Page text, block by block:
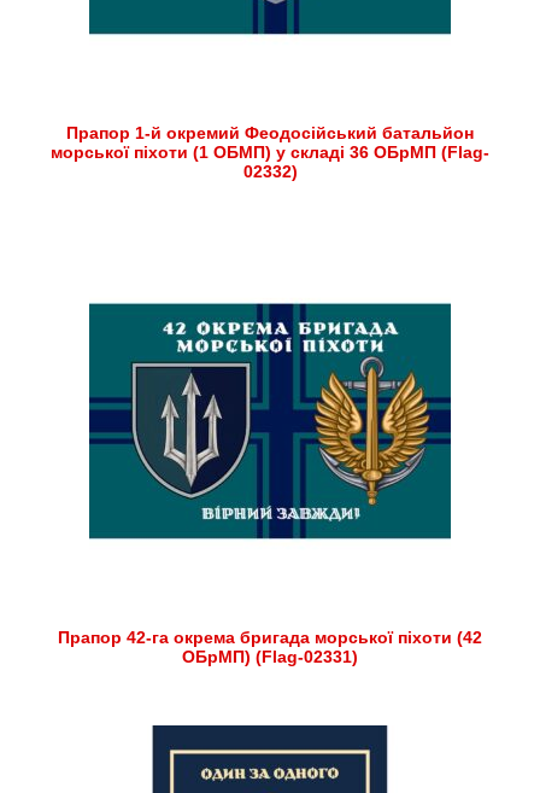
Прапор 1-й окремий Феодосійський батальйон
морської піхоти (1 ОБМП) у складі 36 ОБрМП (Flag-
02332)
Прапор 42-га окрема бригада морської піхоти (42
ОБрМП) (Flag-02331)